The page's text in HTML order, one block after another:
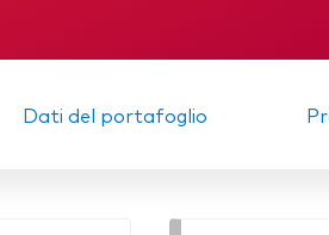
Dati del portafoglio